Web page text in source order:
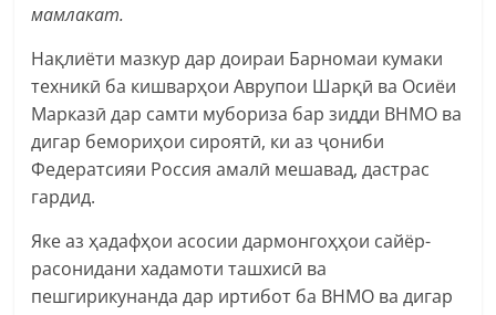
мамлакат.
Нақлиёти мазкур дар доираи Барномаи кумаки
техникӣ ба кишварҳои Аврупои Шарқӣ ва Осиёи
Марказӣ дар самти мубориза бар зидди ВНМО ва
дигар бемориҳои сироятӣ, ки аз ҷониби
Федератсияи Россия амалӣ мешавад, дастрас
гардид.
Яке аз ҳадафҳои асосии дармонгоҳҳои сайёр-
расонидани хадамоти ташхисӣ ва
пешгирикунанда дар иртибот ба ВНМО ва дигар